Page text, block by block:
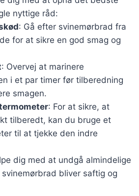
nyttige råd:
: Gå efter svinemørbrad fra
for at sikre en god smag og
: Overvej at marinere
i et par timer før tilberedning
smagen.
: For at sikre, at
tilberedt, kan du bruge et
til at tjekke den indre
dig med at undgå almindelige
bliver saftig og